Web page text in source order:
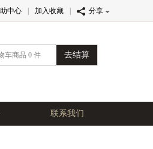
中心 加入收藏 分享
车商品 0 件 去结算
联系我们